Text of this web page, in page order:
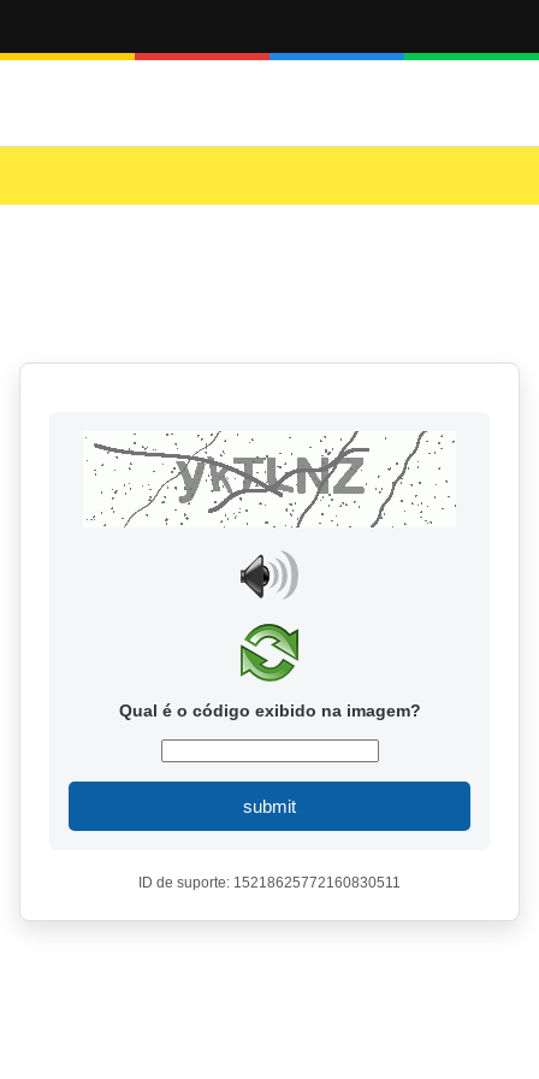
Qual é o código exibido na imagem?
submit
ID de suporte: 15218625772160830511